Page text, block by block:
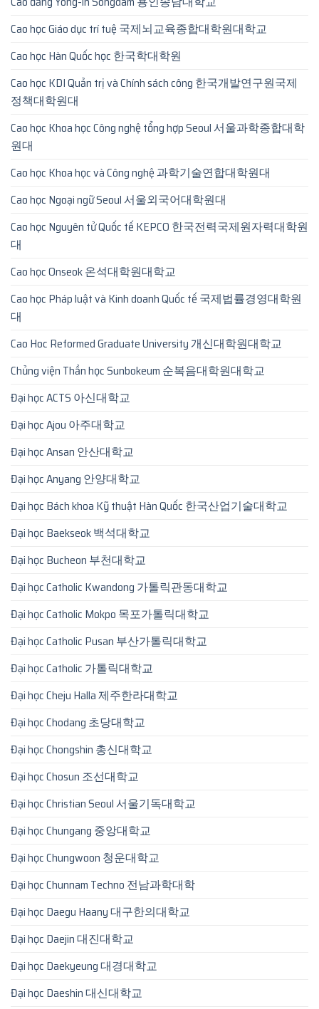
Cao học Giáo dục trí tuệ 국제뇌교육종합대학원대학교
Cao học Hàn Quốc học 한국학대학원
Cao học KDI Quản trị và Chính sách công 한국개발연구원국제
정책대학원대
Cao học Khoa học Công nghệ tổng hợp Seoul 서울과학종합대학
원대
Cao học Khoa học và Công nghệ 과학기술연합대학원대
Cao học Ngoại ngữ Seoul 서울외국어대학원대
Cao học Nguyên tử Quốc tế KEPCO 한국전력국제원자력대학원
대
Cao học Onseok 온석대학원대학교
Cao học Pháp luật và Kinh doanh Quốc tế 국제법률경영대학원
대
Cao Hoc Reformed Graduate University 개신대학원대학교
Chủng viện Thần học Sunbokeum 순복음대학원대학교
Đại học ACTS 아신대학교
Đại học Ajou 아주대학교
Đại học Ansan 안산대학교
Đại học Anyang 안양대학교
Đại học Bách khoa Kỹ thuật Hàn Quốc 한국산업기술대학교
Đại học Baekseok 백석대학교
Đại học Bucheon 부천대학교
Đại học Catholic Kwandong 가톨릭관동대학교
Đại học Catholic Mokpo 목포가톨릭대학교
Đại học Catholic Pusan 부산가톨릭대학교
Đại học Catholic 가톨릭대학교
Đại học Cheju Halla 제주한라대학교
Đại học Chodang 초당대학교
Đại học Chongshin 총신대학교
Đại học Chosun 조선대학교
Đại học Christian Seoul 서울기독대학교
Đại học Chungang 중앙대학교
Đại học Chungwoon 청운대학교
Đại học Chunnam Techno 전남과학대학
Đại học Daegu Haany 대구한의대학교
Đại học Daejin 대진대학교
Đại học Daekyeung 대경대학교
Đại học Daeshin 대신대학교